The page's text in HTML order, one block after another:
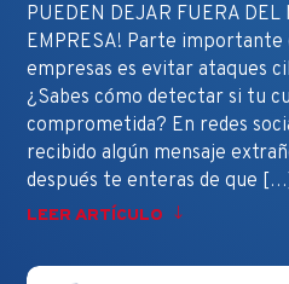
PUEDEN DEJAR FUERA DEL
EMPRESA! Parte importante
empresas es evitar ataques
¿Sabes cómo detectar si tu
comprometida? En redes
recibido algún mensaje
después te enteras de que
LEER ARTÍCULO